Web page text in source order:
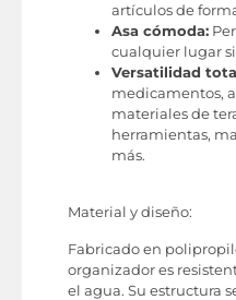
artículos de
Asa cómoda:
cualquier lugar
Versatilidad
medicamentos,
materiales de
herramientas,
más.
Material y diseño:
Fabricado en
organizador es
el agua. Su estructura